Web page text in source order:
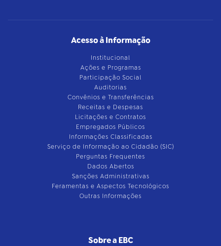
Acesso à Informação
Institucional
Ações e Programas
Participação Social
Auditorias
Convênios e Transferências
Receitas e Despesas
Licitações e Contratos
Empregados Públicos
Informações Classificadas
Serviço de Informação ao Cidadão (SIC)
Perguntas Frequentes
Dados Abertos
Sanções Administrativas
Feramentas e Aspectos Tecnológicos
Outras Informações
Sobre a EBC